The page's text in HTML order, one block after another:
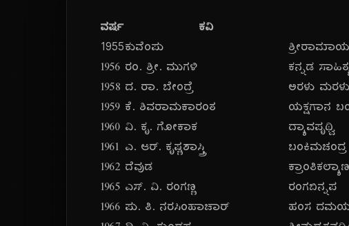
ವರ್ಷ ಕವಿ
1955ಕುವೆಂಪು
೧೯೫೬ ರಂ. ಶ್ರೀ. ಮುಗಳಿ
ಕನ್ನಡ
೧೯೫೮ ದ. ರಾ. ಬೇಂದ್ರೆ
ಅರಳು ಮರಳು
೧೯೫೯ ಕೆ. ಶಿವರಾಮಕಾರಂತ
ಯಕ್ಷಗಾನ
೧೯೬೦ ವಿ. ಕೃ. ಗೋಕಾಕ
ದ್ಯಾವಪೃಥ್ವಿ
೧೯೬೧ ಎ. ಆರ್. ಕೃಷ್ಣಶಾಸ್ತ್ರಿ
ಬಂಕಿಮಚಂದ್ರ
೧೯೬೨ ದೆವುಡ
ಕ್ರಾಂತಿಕಲ್ಯಾಣ
೧೯೬೫ ಎಸ್. ವಿ. ರಂಗಣ್ಣ
ರಂಗಬಿನ್ನಪ
೧೯೬೬ ಪು. ತಿ. ನರಸಿಂಹಾಚಾರ್
ಹಂಸ